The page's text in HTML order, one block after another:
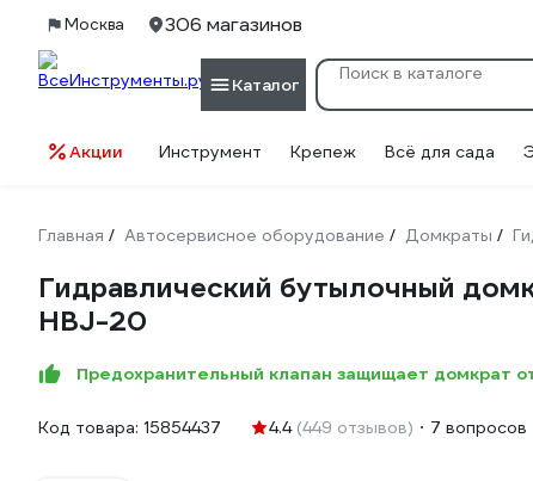
Москва 306 магазинов
Каталог
Акции Инструмент Крепеж Всё для сада
Главная / Автосервисное оборудование / Домкраты /
Гидравлический бутылочный
HBJ-20
Предохранительный клапан защищает домкрат
Код товара: 15854437 4.4 (449 отзывов) 7 вопросов